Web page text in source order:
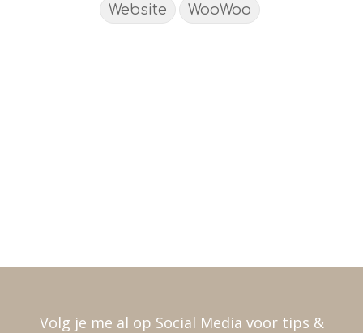
Website
WooWoo
Volg je me al op Social Media voor tips &